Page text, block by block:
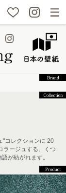
"コレクションに 20
ラージュする。くつ
が紡がれます。